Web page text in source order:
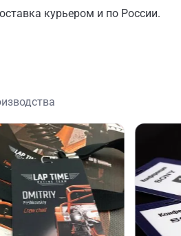
курьером и по России.